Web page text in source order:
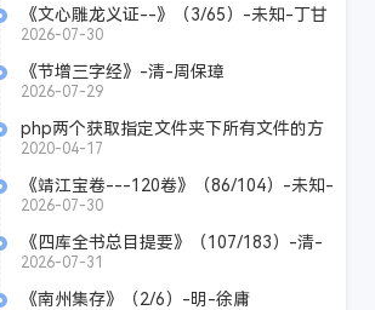
《文心雕龙义证--》（3/65）-未知-丁甘
仁
2026-07-30
《节增三字经》-清-周保璋
2026-07-29
php两个获取指定文件夹下所有文件的方
法
2020-04-17
《靖江宝卷---120卷》（86/104）-未知-
丁甘仁
2026-07-30
《四库全书总目提要》（107/183）-清-
永瑢
2026-07-31
《南州集存》（2/6）-明-徐庸